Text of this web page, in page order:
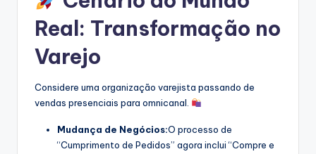
Real: Transformação no
Varejo
Considere uma organização varejista passando de
vendas presenciais para omnicanal.
Mudança de Negócios:O processo de
“Cumprimento de Pedidos” agora inclui “Compre e